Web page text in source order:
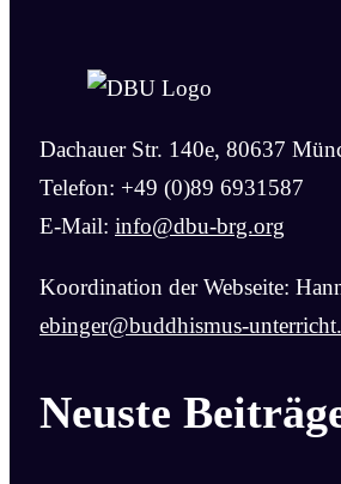
Dachauer Str. 140e, 80637
Telefon: +49 (0)89 6931587
E-Mail: info@dbu-brg.org
Koordination der Webseite:
ebinger@buddhismus-
Neuste